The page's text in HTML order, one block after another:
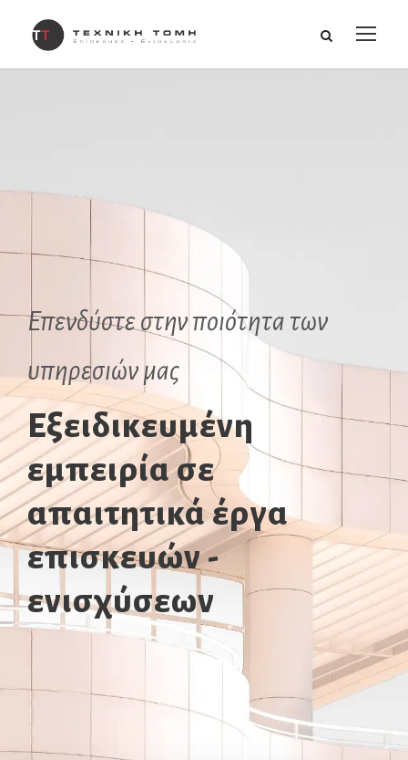
Επενδύστε στην ποιότητα των
υπηρεσιών μας
Εξειδικευμένη
εμπειρία σε
απαιτητικά έργα
επισκευών -
ενισχύσεων